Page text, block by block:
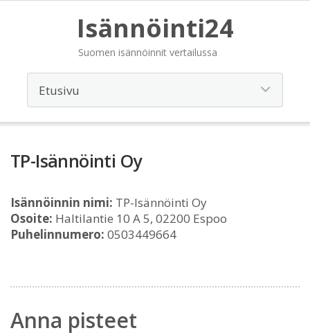
Isännöinti24
Suomen isännöinnit vertailussa
TP-Isännöinti Oy
Isännöinnin nimi: TP-Isännöinti Oy
Osoite: Haltilantie 10 A 5, 02200 Espoo
Puhelinnumero: 0503449664
Anna pisteet